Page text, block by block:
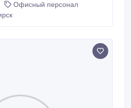
знание
пользоваться
Офисный персонал